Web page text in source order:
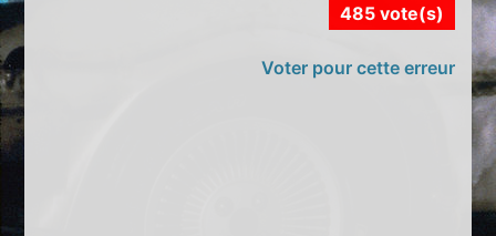
485 vote(s)
Voter pour cette erreur